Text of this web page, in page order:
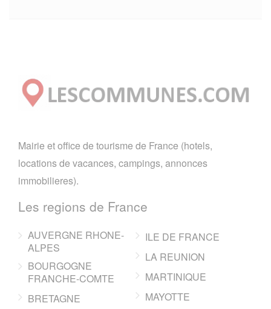
Mairie et office de tourisme de France (hotels,
locations de vacances, campings, annonces
immobilieres).
Les regions de France
AUVERGNE RHONE-
ALPES
BOURGOGNE
FRANCHE-COMTE
BRETAGNE
ILE DE FRANCE
LA REUNION
MARTINIQUE
MAYOTTE